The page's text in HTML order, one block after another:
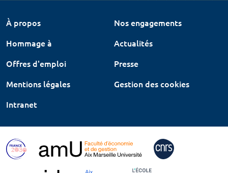
À propos
Nos engagements
Hommage à
Actualités
Offres d'emploi
Presse
Mentions légales
Gestion des cookies
Intranet